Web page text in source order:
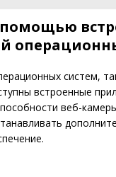
помощью
систем,
встроенные
веб-